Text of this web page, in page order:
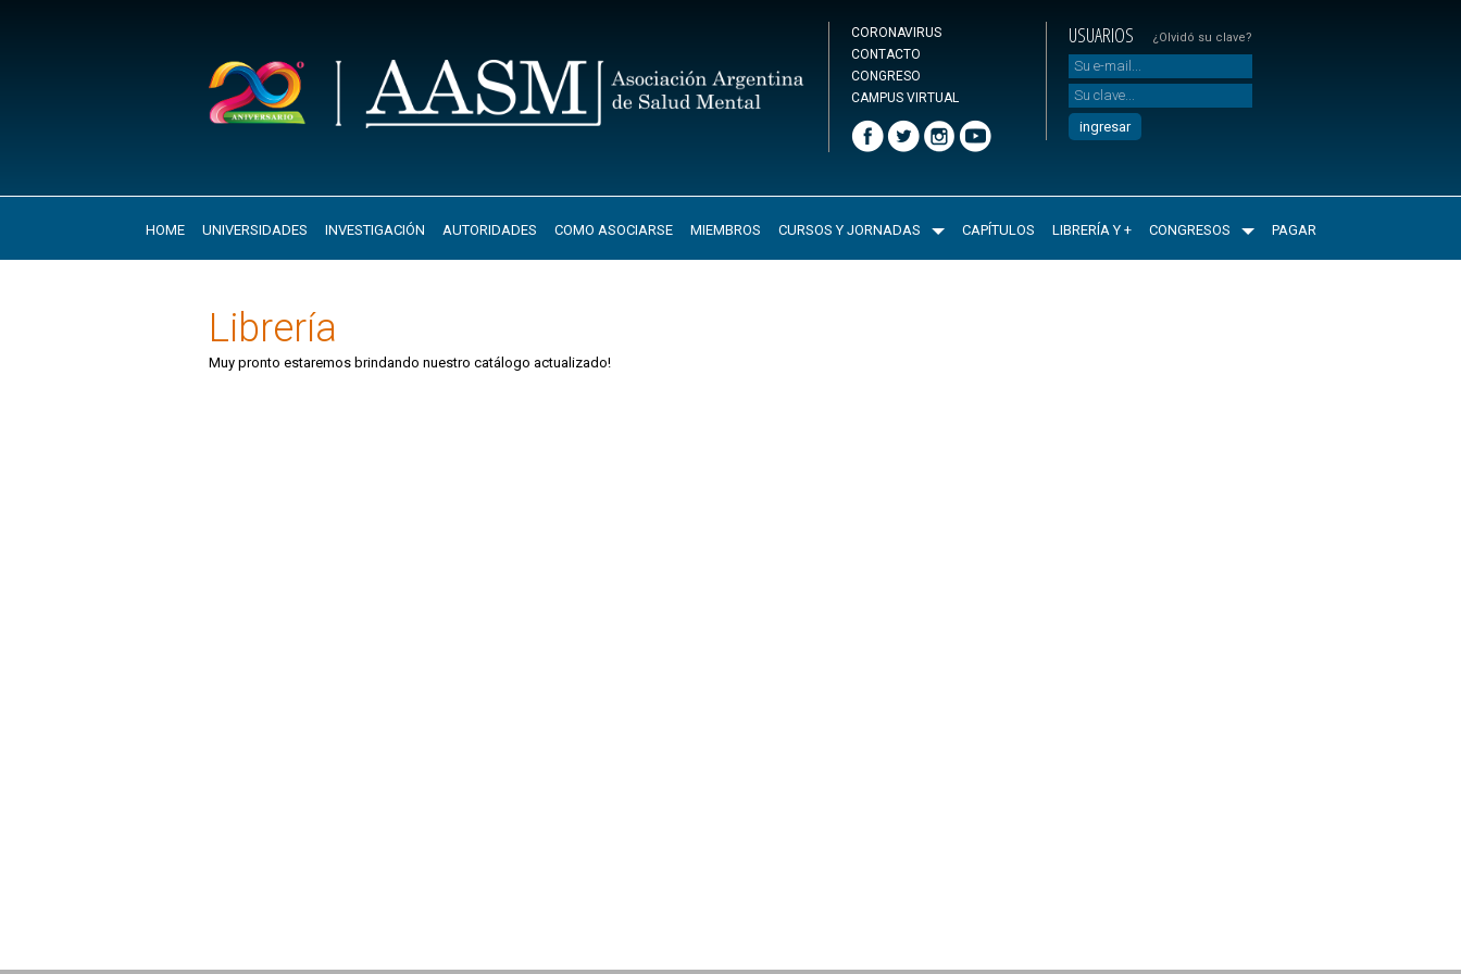
CORONAVIRUS
CONTACTO
CONGRESO
CAMPUS VIRTUAL
USUARIOS ¿Olvidó su clave?
HOME UNIVERSIDADES INVESTIGACIÓN AUTORIDADES COMO ASOCIARSE MIEMBROS CURSOS Y JORNADAS CAPÍTULOS LIBRERÍA Y + CONGRESOS PAGAR
Librería
Muy pronto estaremos brindando nuestro catálogo actualizado!